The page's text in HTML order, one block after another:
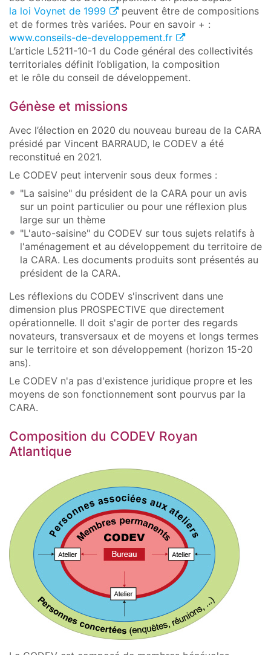
la loi Voynet de 1999
peuvent être de compositions
et de formes très variées. Pour en savoir + :
www.conseils-de-developpement.fr
L’article L5211-10-1 du Code général des collectivités
territoriales définit l’obligation, la composition
et le rôle du conseil de développement.
Génèse et missions
Avec l’élection en 2020 du nouveau bureau de la CARA
présidé par Vincent BARRAUD, le CODEV a été
reconstitué en 2021.
Le CODEV peut intervenir sous deux formes :
"La saisine" du président de la CARA pour un avis
sur un point particulier ou pour une réflexion plus
large sur un thème
"L'auto-saisine" du CODEV sur tous sujets relatifs à
l'aménagement et au développement du territoire de
la CARA. Les documents produits sont présentés au
président de la CARA.
Les réflexions du CODEV s'inscrivent dans une
dimension plus PROSPECTIVE que directement
opérationnelle. Il doit s'agir de porter des regards
novateurs, transversaux et de moyens et longs termes
sur le territoire et son développement (horizon 15-20
ans).
Le CODEV n'a pas d'existence juridique propre et les
moyens de son fonctionnement sont pourvus par la
CARA.
Composition du CODEV Royan
Atlantique